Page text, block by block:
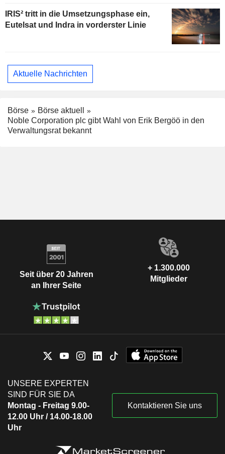
IRIS² tritt in die Umsetzungsphase ein,
Eutelsat und Indra in vorderster Linie
Aktuelle Nachrichten
Börse
Börse aktuell
Noble Corporation plc gibt Wahl von Erik Bergöö in den
Verwaltungsrat bekannt
Seit über 20 Jahren
an Ihrer Seite
+ 1.300.000
Mitglieder
UNSERE EXPERTEN
SIND FÜR SIE DA
Montag - Freitag 9.00-
12.00 Uhr / 14.00-18.00
Uhr
Kontaktieren Sie uns